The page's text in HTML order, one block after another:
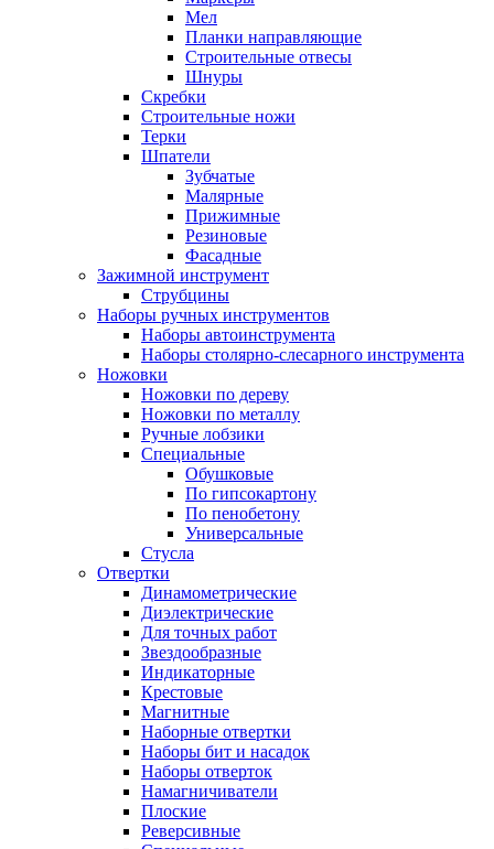
Мел
Планки направляющие
Строительные отвесы
Шнуры
Скребки
Строительные ножи
Терки
Шпатели
Зубчатые
Малярные
Прижимные
Резиновые
Фасадные
Зажимной инструмент
Струбцины
Наборы ручных инструментов
Наборы автоинструмента
Наборы столярно-слесарного инструмента
Ножовки
Ножовки по дереву
Ножовки по металлу
Ручные лобзики
Специальные
Обушковые
По гипсокартону
По пенобетону
Универсальные
Стусла
Отвертки
Динамометрические
Диэлектрические
Для точных работ
Звездообразные
Индикаторные
Крестовые
Магнитные
Наборные отвертки
Наборы бит и насадок
Наборы отверток
Намагничиватели
Плоские
Реверсивные